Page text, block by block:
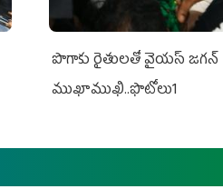
పొగాకు రైతుల‌తో వైయ‌స్ జ‌గ‌న్
ముఖాముఖి..ఫొటోలు1